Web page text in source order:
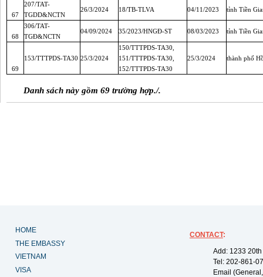
67
207/TAT-
TGDD&NCTN
26/3/2024 18/TB-TLVA 04/11/2023 tỉnh Tiền
68
306/TAT-
TGĐ&NCTN
04/09/2024 35/2023/HNGĐ-ST 08/03/2023 tỉnh Tiền
69
153/TTTPDS-TA30 25/3/2024
150/TTTPDS-TA30,
151/TTTPDS-TA30,
152/TTTPDS-TA30
25/3/2024 thành phố
Danh sách này gồm 69 trường hợp./.
HOME
THE EMBASSY
VIETNAM
VISA
CONTACT:
Add: 1233
Tel: 202-861-
Email